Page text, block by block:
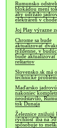
Rumunsko
blokádou mení
aby udržalo
elektráreň v chode
Joj Play výrazne
Chrome sa bude
aktualizovať
týždenne, v
bude aktualizovať
reštartov
Slovensko.sk má
technické
Maďarsko
nakoniec
neodstavilo,
tok Dunaja
Železnice znižujú
rýchlosť iba na 50
spôsobuje to